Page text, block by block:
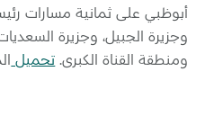
أبوظبي على ثمانية مسارات
وجزيرة الجبيل، وجزيرة
ومنطقة القناة الكبرى. تحميل